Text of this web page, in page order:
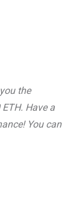
the
Have a
You can